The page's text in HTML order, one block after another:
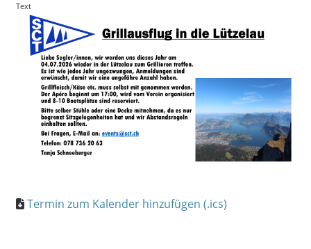
Text
Termin zum Kalender hinzufügen (.ics)